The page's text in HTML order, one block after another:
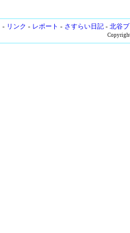
- リンク - レポート - さすらい日記- 北谷